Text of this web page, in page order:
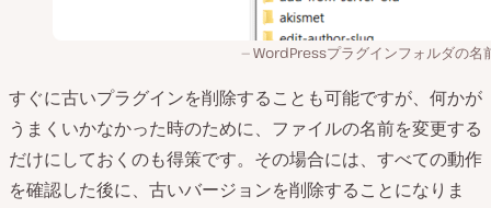
WordPressプラグインフォルダの名
すぐに古いプラグインを削除することも可能ですが、何かが
うまくいかなかった時のために、ファイルの名前を変更する
だけにしておくのも得策です。その場合には、すべての動作
を確認した後に、古いバージョンを削除することになりま